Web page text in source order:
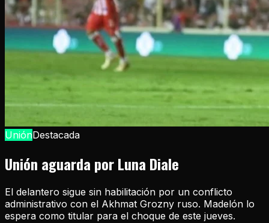
UniónDestacada
Unión aguarda por Luna Diale
El delantero sigue sin habilitación por un conflicto
administrativo con el Akhmat Grozny ruso. Madelón lo
espera como titular para el choque de este jueves.